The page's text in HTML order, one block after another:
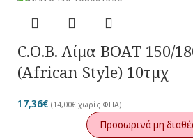
C.O.B. Λίμα BOAT 150/
(African Style) 10τμχ
17,36€ (14,00€ χωρίς ΦΠΑ)
Προσωρινά μη